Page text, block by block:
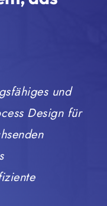
und
Design für